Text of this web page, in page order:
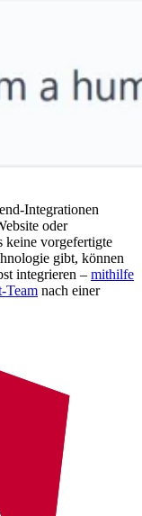
Integrationen
oder
keine vorgefertigte
gibt, können
integrieren – mithilfe
Team nach einer